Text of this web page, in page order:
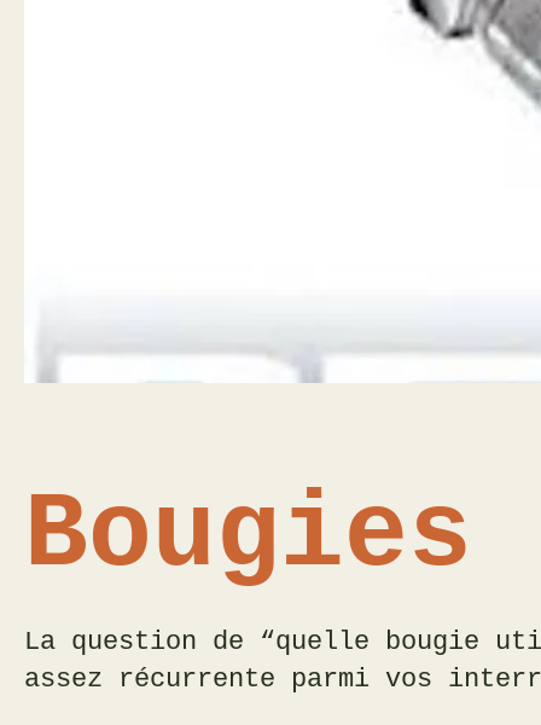
Bougies
La question de “quelle bougie
assez récurrente parmi vos